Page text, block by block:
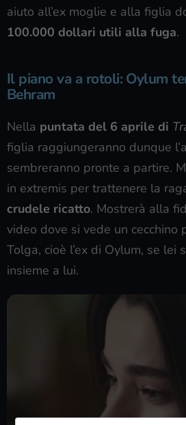
aiuto all’ex moglie e alla figlia
100.000 dollari utili alla fuga.
Il piano va a rotoli: Oylum
Behram
Nella puntata del 6 aprile di
figlia raggiungeranno dunque
sembreranno pronte a partire.
in extremis per trattenere la
crudele ricatto. Mostrerà alla
video dove si vede un cecchino
Tolga, cioè l’ex di Oylum, se lei
insieme a lui.